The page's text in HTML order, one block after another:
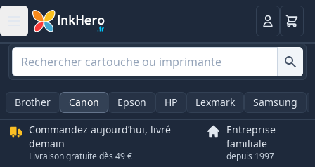
Panier
Brother Canon Epson HP Lexmark Samsung
Commandez aujourd’hui, livré
demain
Livraison gratuite dès 49 €
Entreprise
familiale
depuis 1997